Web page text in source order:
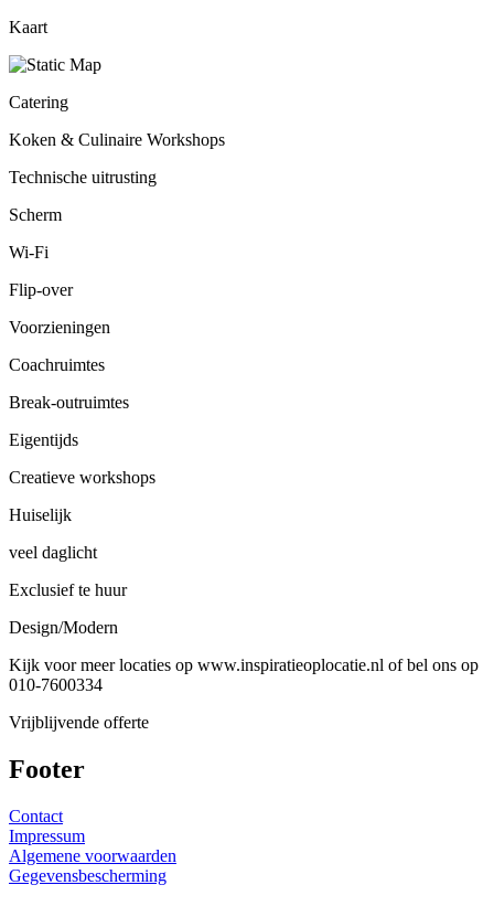
Kaart
Catering
Koken & Culinaire Workshops
Technische uitrusting
Scherm
Wi-Fi
Flip-over
Voorzieningen
Coachruimtes
Break-outruimtes
Eigentijds
Creatieve workshops
Huiselijk
veel daglicht
Exclusief te huur
Design/Modern
Kijk voor meer locaties op www.inspiratieoplocatie.nl of bel ons op
010-7600334
Vrijblijvende offerte
Footer
Contact
Impressum
Algemene voorwaarden
Gegevensbescherming